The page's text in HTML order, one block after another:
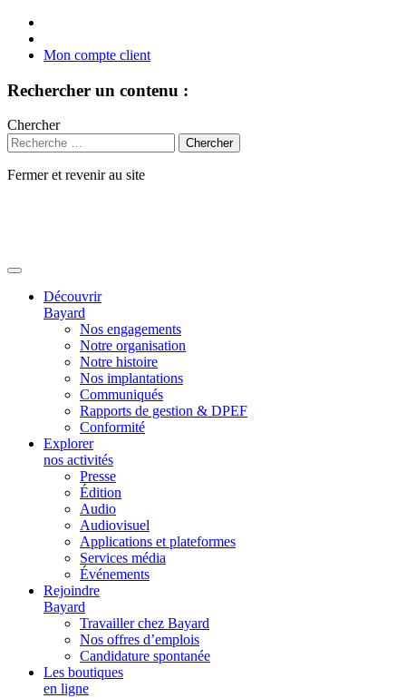
Mon compte client
Rechercher un contenu :
Chercher
Fermer et revenir au site
Découvrir
Bayard
Nos engagements
Notre organisation
Notre histoire
Nos implantations
Communiqués
Rapports de gestion & DPEF
Conformité
Explorer
nos activités
Presse
Édition
Audio
Audiovisuel
Applications et plateformes
Services média
Événements
Rejoindre
Bayard
Travailler chez Bayard
Nos offres d’emplois
Candidature spontanée
Les boutiques
en ligne